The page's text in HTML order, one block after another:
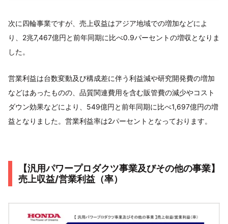
次に四輪事業ですが、売上収益はアジア地域での増加などによ
り、2兆7,467億円と前年同期に比べ0.9パーセントの増収となりま
した。
営業利益は台数変動及び構成差に伴う利益減や研究開発費の増加
などはあったものの、品質関連費用を含む販管費の減少やコスト
ダウン効果などにより、549億円と前年同期に比べ1,697億円の増
益となりました。営業利益率は2パーセントとなっております。
【汎用パワープロダクツ事業及びその他の事業】
売上収益/営業利益（率）